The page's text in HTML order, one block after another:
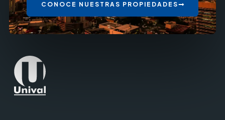
CONOCE NUESTRAS PROPIEDADES